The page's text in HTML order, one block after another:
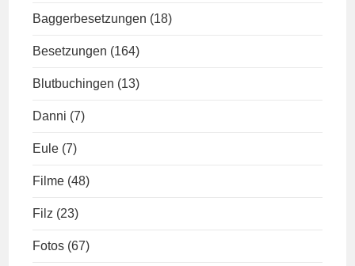
Baggerbesetzungen (18)
Besetzungen (164)
Blutbuchingen (13)
Danni (7)
Eule (7)
Filme (48)
Filz (23)
Fotos (67)